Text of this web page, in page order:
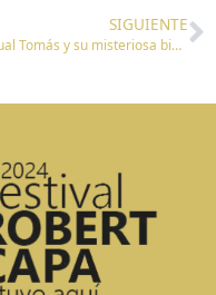
SIGUIENTE
Pascual Tomás y su misteriosa biblioteca del exilio